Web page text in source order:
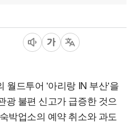
월드투어 '아리랑 IN 부산'을
광 불편 신고가 급증한 것으
박업소의 예약 취소와 과도